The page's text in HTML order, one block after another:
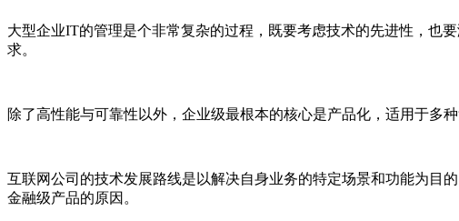
大型企业IT的管理是个非常复杂的过程，既要考虑技术的先进性，也
求。
除了高性能与可靠性以外，企业级最根本的核心是产品化，适用于多
互联网公司的技术发展路线是以解决自身业务的特定场景和功能为目
金融级产品的原因。